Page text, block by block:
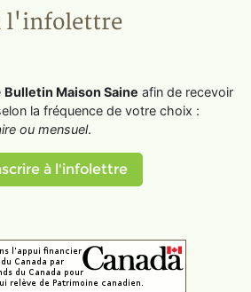
l'infolettre
Bulletin Maison Saine afin de recevoir
la fréquence de votre choix :
ou mensuel.
à l'infolettre